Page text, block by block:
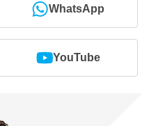
WhatsApp
YouTube